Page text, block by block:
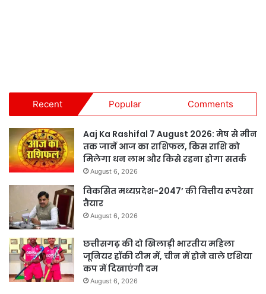
Recent Popular Comments
Aaj Ka Rashifal 7 August 2026: मेष से मीन
तक जानें आज का राशिफल, किस राशि को
मिलेगा धन लाभ और किसे रहना होगा सतर्क
August 6, 2026
विकसित मध्यप्रदेश-2047’ की वित्तीय रूपरेखा
तैयार
August 6, 2026
छत्तीसगढ़ की दो खिलाड़ी भारतीय महिला
जूनियर हॉकी टीम में, चीन में होने वाले एशिया
कप में दिखाएंगी दम
August 6, 2026